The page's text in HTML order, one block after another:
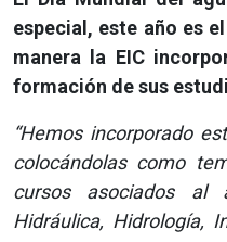
especial, este año es
manera la EIC
formación de sus
“Hemos incorporado
colocándolas como
cursos asociados
Hidráulica, Hidrología,